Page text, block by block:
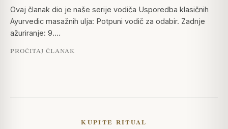
Ovaj članak dio je naše serije vodiča Usporedba klasičnih
Ayurvedic masažnih ulja: Potpuni vodič za odabir. Zadnje
ažuriranje: 9.…
PROČITAJ ČLANAK
KUPITE RITUAL